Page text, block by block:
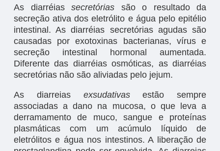
As diarréias secretórias são o resultado da
secreção ativa dos eletrólito e água pelo epitélio
intestinal. As diarréias secretórias agudas são
causadas por exotoxinas bacterianas, vírus e
secreção intestinal hormonal aumentada.
Diferente das diarréias osmóticas, as diarréias
secretórias não são aliviadas pelo jejum.
As diarreias exsudativasestão sempre
associadas a dano na mucosa, o que leva a
derramamento de muco, sangue e proteínas
plasmáticas com um acúmulo líquido de
eletrólitos e água nos intestinos. A liberação de